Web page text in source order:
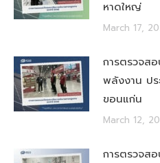
หาดใหญ่
March 17,
การตรวจส
พลังงาน ปร
ขอนแก่น
March 12,
การตรวจส